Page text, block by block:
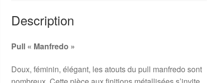
Description
Pull « Manfredo »
Doux, féminin, élégant, les atouts du pull manfredo sont